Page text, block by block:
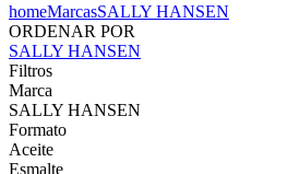
homeMarcasSALLY HANSEN
ORDENAR POR
SALLY HANSEN
Filtros
Marca
SALLY HANSEN
Formato
Aceite
Esmalte